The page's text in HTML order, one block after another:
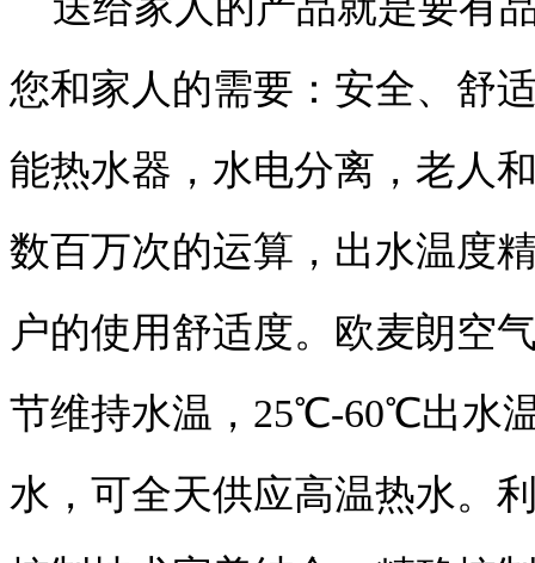
您和家人的需要：安全、舒
能热水器，水电分离，老人
数百万次的运算，出水温度
户的使用舒适度。欧麦朗空
节维持水温，25℃-60℃出水
水，可全天供应高温热水。